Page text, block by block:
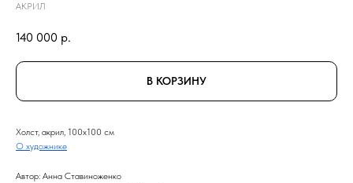
АКРИЛ
140 000 р.
В КОРЗИНУ
Холст, акрил, 100x100 см
О художнике
Автор: Анна Ставиноженко